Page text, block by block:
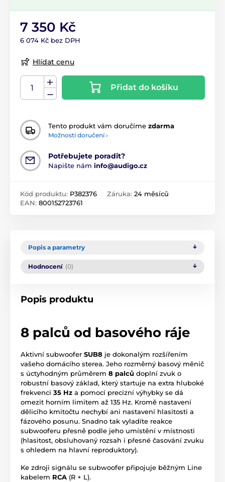
7 350 Kč
6 074 Kč bez DPH
Hlídat cenu
Přidat do košíku
Tento produkt vám doručíme zdarma
Možnosti doručení ›
Potřebujete poradit?
Napište nám info@audigo.cz
Kód produktu: P382376
EAN: 800152723761
Záruka: 24 měsíců
Popis a parametry
Hodnocení (0)
Popis produktu
8 palců od basového ráje
Aktivní subwoofer SUB8 je dokonalým rozšířením
vašeho domácího sterea. Jeho rozměrný basový měnič
s úctyhodným průměrem 8 palců doplní zvuk o
robustní basový základ, který startuje na extra hluboké
frekvenci 35 Hz a pomocí precizní výhybky se dá
omezit horním limitem až 135 Hz. Kromě nastavení
dělicího kmitočtu nechybí ani nastavení hlasitosti a
fázového posunu. Snadno tak vyladíte reakce
subwooferu přesně podle jeho umístění v místnosti
(hlasitost, obsluhovaný rozsah i přesné časování zvuku
s ohledem na hlavní reproduktory).
Ke zdroji signálu se subwoofer připojuje běžným Line
kabelem RCA (R + L).